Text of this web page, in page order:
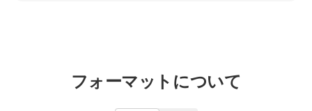
フォーマットについて